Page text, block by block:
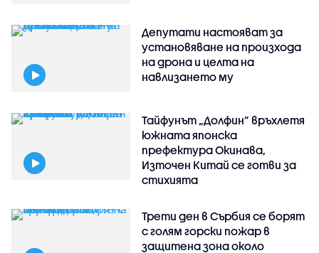
Депутати настояват за
установяване на произхода
на дрона и целта на
навлизането му
Тайфунът „Долфин” връхлетя
южната японска
префектура Окинава,
Източен Китай се готви за
стихията
Трети ден в Сърбия се борят
с голям горски пожар в
защитена зона около